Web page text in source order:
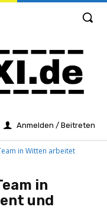
Anmelden / Beitreten
in Witten arbeitet
in
und